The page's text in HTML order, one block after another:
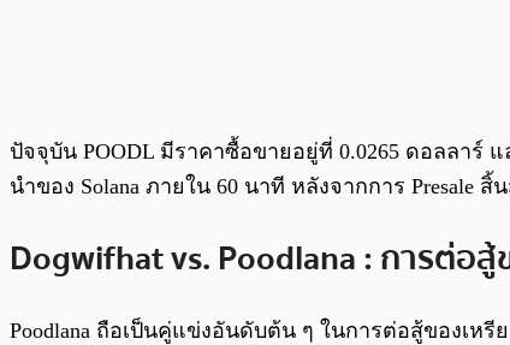
ปัจจุบัน POODL มีราคาซื้อขายอยู่ที่ 0.0265 ดอลลาร์
นำของ Solana ภายใน 60 นาที หลังจากการ Presale สิ้
Dogwifhat vs. Poodlana : การต่อ
Poodlana ถือเป็นคู่แข่งอันดับต้น ๆ ในการต่อสู้ของเห